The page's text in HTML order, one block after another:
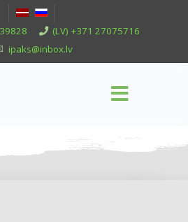
(LV) +371 27075716
ipaks@inbox.lv